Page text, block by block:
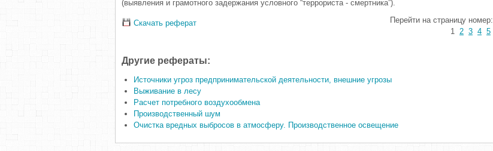
(выявления и грамотного задержания условного “террориста - смертника”).
Скачать реферат
Перейти на страницу номер:
1 2 3 4 5
Другие рефераты:
Источники угроз предпринимательской деятельности, внешние угрозы
Выживание в лесу
Расчет потребного воздухообмена
Производственный шум
Очистка вредных выбросов в атмосферу. Производственное освещение